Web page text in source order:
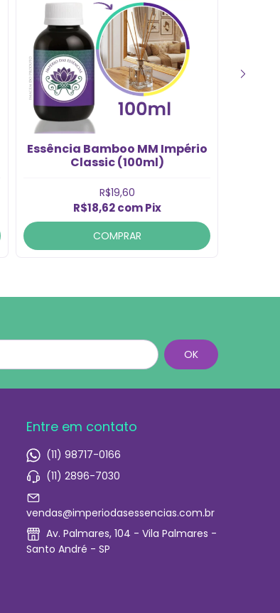
Essência Bamboo MM Império
Classic (100ml)
R$19,60
R$18,62com Pix
COMPRAR
Entre em contato
(11) 98717-0166
(11) 2896-7030
vendas@imperiodasessencias.com.br
Av. Palmares, 104 - Vila Palmares -
Santo André - SP